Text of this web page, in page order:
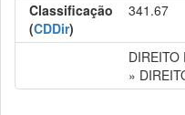
Classificação
(CDDir)
341.67
»